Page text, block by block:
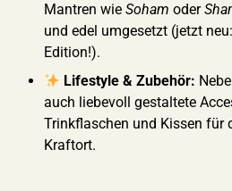
Mantren wie Soham oder
und edel umgesetzt (jetzt
Edition!).
Lifestyle & Zubehör:
auch liebevoll gestaltete
Trinkflaschen und Kissen für
Kraftort.